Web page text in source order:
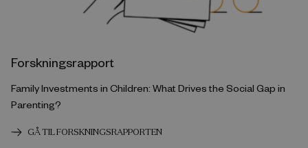
Forskningsrapport
Family Investments in Children: What Drives the Social Gap in
Parenting?
GÅ TIL FORSKNINGSRAPPORTEN